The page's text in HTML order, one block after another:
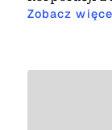
Zobacz